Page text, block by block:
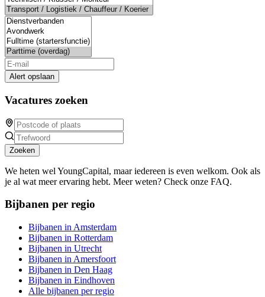
Alert opslaan
Vacatures zoeken
Zoeken
We heten wel YoungCapital, maar iedereen is even welkom. Ook als
je al wat meer ervaring hebt. Meer weten? Check onze FAQ.
Bijbanen per regio
Bijbanen in Amsterdam
Bijbanen in Rotterdam
Bijbanen in Utrecht
Bijbanen in Amersfoort
Bijbanen in Den Haag
Bijbanen in Eindhoven
Alle bijbanen per regio